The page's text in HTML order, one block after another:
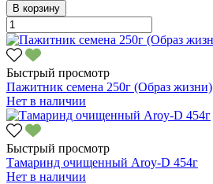
В корзину
Быстрый просмотр
Пажитник семена 250г (Образ жизни)
Нет в наличии
Быстрый просмотр
Тамаринд очищенный Aroy-D 454г
Нет в наличии